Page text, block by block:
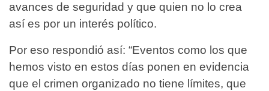
avances de seguridad y que quien no lo crea
así es por un interés político.
Por eso respondió así: “Eventos como los que
hemos visto en estos días ponen en evidencia
que el crimen organizado no tiene límites, que